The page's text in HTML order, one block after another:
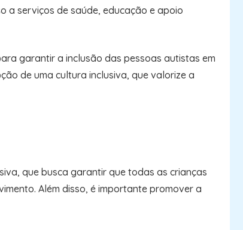
a serviços de saúde, educação e apoio
garantir a inclusão das pessoas autistas em
de uma cultura inclusiva, que valorize a
que busca garantir que todas as crianças
Além disso, é importante promover a